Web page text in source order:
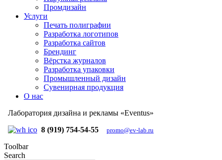
Промдизайн
Услуги
Печать полиграфии
Разработка логотипов
Разработка сайтов
Брендинг
Вёрстка журналов
Разработка упаковки
Промышленный дизайн
Сувенирная продукция
О нас
Лаборатория дизайна и рекламы «Eventus»
8 (919) 754-54-55
promo@ev-lab.ru
Toolbar
Search